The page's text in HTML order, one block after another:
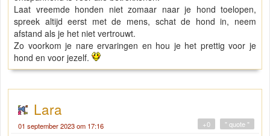
Laat vreemde honden niet zomaar naar je hond toelopen,
spreek altijd eerst met de mens, schat de hond in, neem
afstand als je het niet vertrouwt.
Zo voorkom je nare ervaringen en hou je het prettig voor je
hond en voor jezelf.
Lara
01 september 2023 om 17:16 " quote "
+0